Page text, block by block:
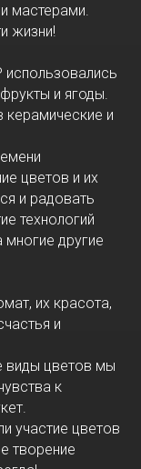
мастерами.
жизни!
и ягоды.
и
цветов и их
и радовать
технологий
многие другие
их красота,
и
виды цветов мы
к
участие цветов
творение